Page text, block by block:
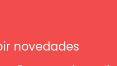
novedades